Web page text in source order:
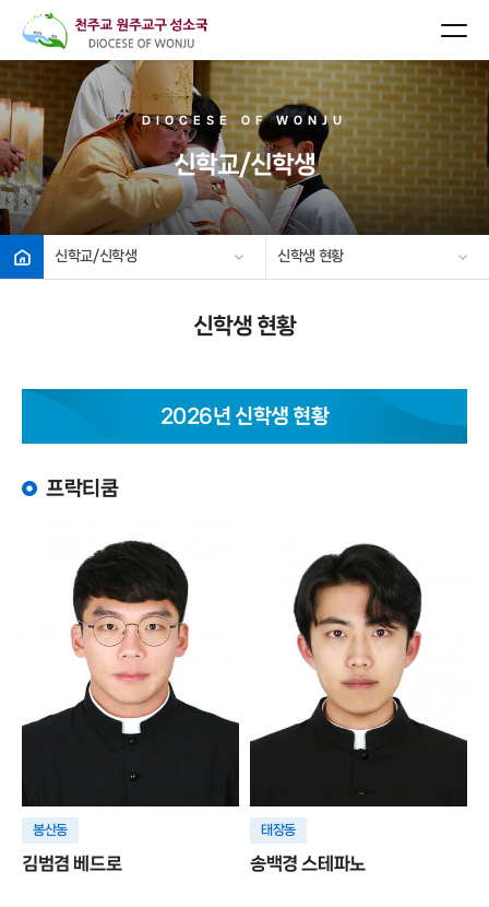
본문
바로가기 DIOCESE OF WONJU
신학교/신학생
신학교/신학생 신학생 현황
신학생 현황
2026년 신학생 현황
프락티쿰
봉산동
김범겸 베드로
태장동
송백경 스테파노